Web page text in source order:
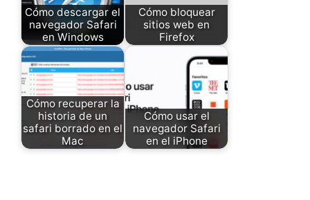
Cómo descargar el
navegador Safari
en Windows
Cómo bloquear
sitios web en
Firefox
Cómo recuperar la
historia de un
safari borrado en el
Mac
Cómo usar el
navegador Safari
en el iPhone